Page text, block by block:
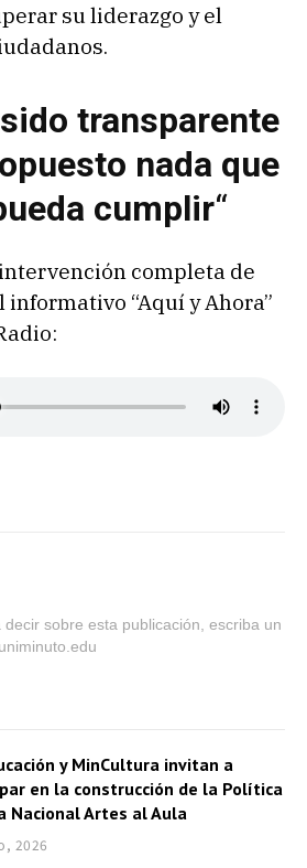
su liderazgo y el
transparente
nada que
cumplir“
completa de
informativo “Aquí y Ahora”
sobre esta publicación, escriba un
y MinCultura invitan a
en la construcción de la Política
Nacional Artes al Aula
2026